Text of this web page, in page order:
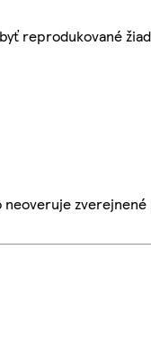
reprodukované
neoveruje